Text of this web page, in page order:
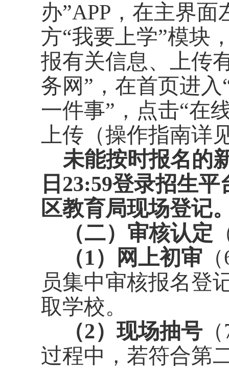
办”APP ，在主界
方“我要上学”模块
报有关信息、
上传
务网”，在首页进
一件事”，点击“在
上传（操作指南详
未能按时报名的
日 23:59登录招生平
区教育局现场登记
（二）审核认定
（1）网上初审（
员集中审核报名登
取学校。
（2）现场抽号（
过程中，若符合第